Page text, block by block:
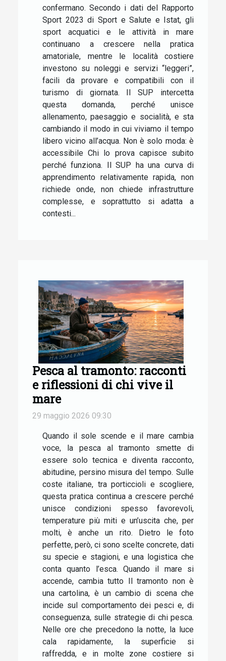
confermano. Secondo i dati del Rapporto
Sport 2023 di Sport e Salute e Istat, gli
sport acquatici e le attività in mare
continuano a crescere nella pratica
amatoriale, mentre le località costiere
investono su noleggi e servizi “leggeri”,
facili da provare e compatibili con il
turismo di giornata. Il SUP intercetta
questa domanda, perché unisce
allenamento, paesaggio e socialità, e sta
cambiando il modo in cui viviamo il tempo
libero vicino all’acqua. Non è solo moda: è
accessibile Chi lo prova capisce subito
perché funziona. Il SUP ha una curva di
apprendimento relativamente rapida, non
richiede onde, non chiede infrastrutture
complesse, e soprattutto si adatta a
contesti...
Pesca al tramonto: racconti
e riflessioni di chi vive il
mare
29 maggio 2026 09:30
Quando il sole scende e il mare cambia
voce, la pesca al tramonto smette di
essere solo tecnica e diventa racconto,
abitudine, persino misura del tempo. Sulle
coste italiane, tra porticcioli e scogliere,
questa pratica continua a crescere perché
unisce condizioni spesso favorevoli,
temperature più miti e un’uscita che, per
molti, è anche un rito. Dietro le foto
perfette, però, ci sono scelte concrete, dati
su specie e stagioni, e una logistica che
conta quanto l’esca. Quando il mare si
accende, cambia tutto Il tramonto non è
una cartolina, è un cambio di scena che
incide sul comportamento dei pesci e, di
conseguenza, sulle strategie di chi pesca.
Nelle ore che precedono la notte, la luce
cala rapidamente, la superficie si
raffredda, e in molte zone costiere si